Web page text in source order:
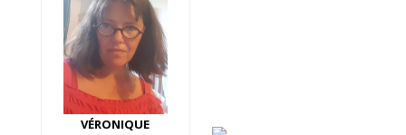
VÉRONIQUE